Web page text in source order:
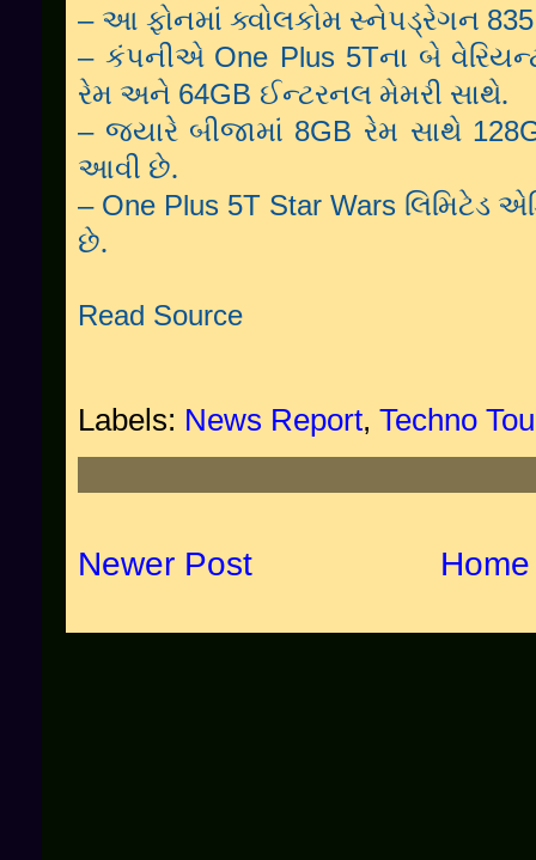
– આ ફોનમાં ક્વોલકોમ સ્નેપડ્રેગન
– કંપનીએ One Plus 5Tના બે
રેમ અને 64GB ઈન્ટરનલ મેમરી સાથે.
– જ્યારે બીજામાં 8GB રેમ સાથે
આવી છે.
– One Plus 5T Star Wars લિમિટેડ
છે.
Read Source
Labels: News Report, Techno
Newer Post Home